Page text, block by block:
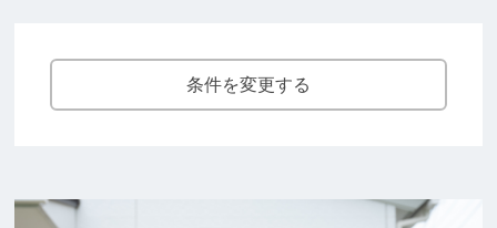
条件を変更する